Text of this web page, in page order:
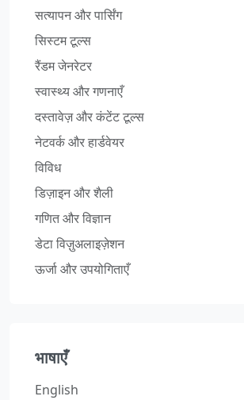
सत्यापन और पार्सिंग
सिस्टम टूल्स
रैंडम जेनरेटर
स्वास्थ्य और गणनाएँ
दस्तावेज़ और कंटेंट टूल्स
नेटवर्क और हार्डवेयर
विविध
डिज़ाइन और शैली
गणित और विज्ञान
डेटा विज़ुअलाइज़ेशन
ऊर्जा और उपयोगिताएँ
भाषाएँ
English